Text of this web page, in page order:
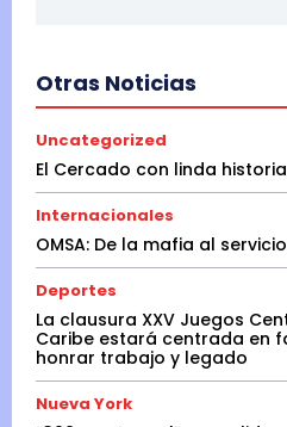
Otras Noticias
Uncategorized
El Cercado con linda
Internacionales
OMSA: De la mafia al
Deportes
La clausura XXV Juegos
Caribe estará centrada en
honrar trabajo y legado
Nueva York